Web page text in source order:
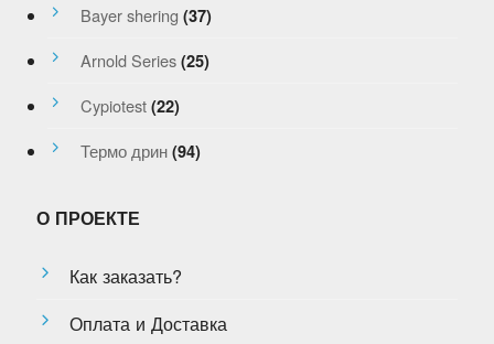
Bayer shering (37)
Arnold Series (25)
Cypiotest (22)
Термо дрин (94)
О ПРОЕКТЕ
Как заказать?
Оплата и Доставка